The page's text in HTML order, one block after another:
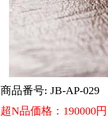
商品番号: JB-AP-029
超N品価格：190000円